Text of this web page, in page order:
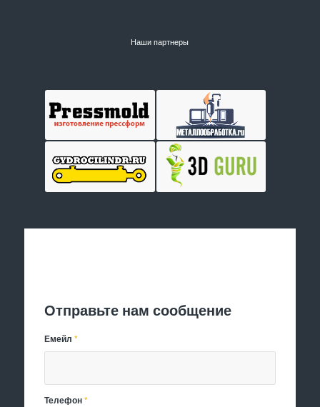
Наши партнеры
Отправьте нам сообщение
Емейл*
Телефон*